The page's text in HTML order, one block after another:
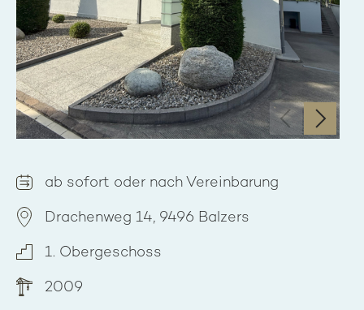
‹ ›
ab sofort oder nach Vereinbarung
Drachenweg 14, 9496 Balzers
1. Obergeschoss
2009